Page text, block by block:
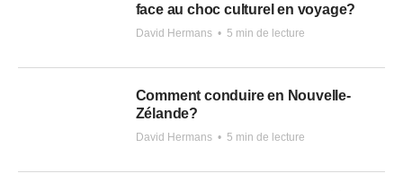
face au choc culturel en voyage?
David Hermans • 5 min de lecture
Comment conduire en Nouvelle-
Zélande?
David Hermans • 5 min de lecture